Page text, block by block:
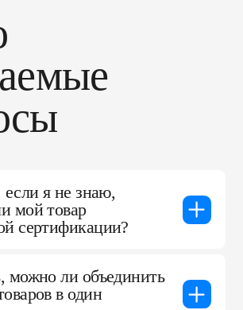
если я не знаю,
мой товар
сертификации?
При сложностях стоит обратиться
или в аккредитованный орган —
можно ли объединить
в один